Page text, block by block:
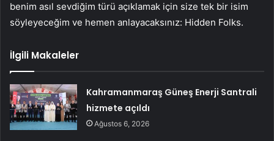
benim asıl sevdiğim türü açıklamak için size tek bir isim
söyleyeceğim ve hemen anlayacaksınız: Hidden Folks.
İlgili Makaleler
Kahramanmaraş Güneş Enerji Santrali
hizmete açıldı
Ağustos 6, 2026